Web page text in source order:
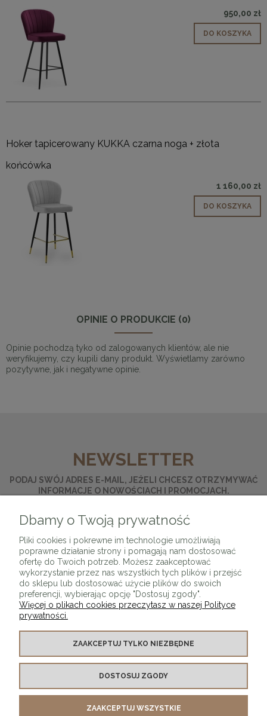
950,00 zł
DO KOSZYKA
Hoker tapicerowany KUKKA czarna noga + złota
końcówka
1 160,00 zł
DO KOSZYKA
OPINIE O PRODUKCIE (0)
Opinie pochodzą tyko od zalogowanych klientów, ale nie
weryfikujemy, czy kupili dany produkt. Wyświetlamy zarówno
pozytywne, jak i negatywne opinie.
NEWSLETTER
PODAJ SWÓJ ADRES E-MAIL, JEŻELI CHCESZ OTRZYMYWAĆ
INFORMACJE O NOWOŚCIACH I PROMOCJACH.
KONTAKT Z NAMI
MOJE KONTO
Dbamy o Twoją prywatność
Pliki cookies i pokrewne im technologie umożliwiają
poprawne działanie strony i pomagają nam dostosować
ofertę do Twoich potrzeb. Możesz zaakceptować
wykorzystanie przez nas wszystkich tych plików i przejść
do sklepu lub dostosować użycie plików do swoich
preferencji, wybierając opcję "Dostosuj zgody".
Więcej o plikach cookies przeczytasz w naszej Polityce
prywatności.
ZAAKCEPTUJ TYLKO NIEZBĘDNE
DOSTOSUJ ZGODY
ZAAKCEPTUJ WSZYSTKIE